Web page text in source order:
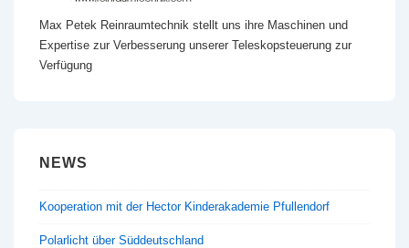
Max Petek Reinraumtechnik stellt uns ihre Maschinen und
Expertise zur Verbesserung unserer Teleskopsteuerung zur
Verfügung
NEWS
Kooperation mit der Hector Kinderakademie Pfullendorf
Polarlicht über Süddeutschland